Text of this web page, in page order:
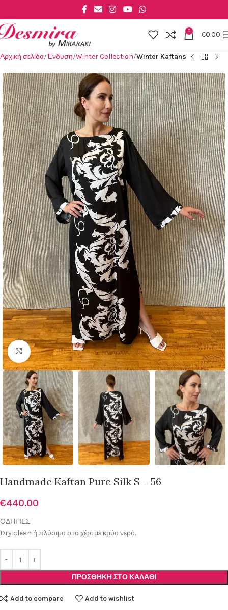
0 €0.00
Αρχική σελίδα Ένδυση Winter Collection Winter Kaftans
Click to enlarge
Handmade Kaftan Pure Silk S – 56
€440.00
ΟΔΗΓΙΕΣ
Dry clean ή πλύσιμο στο χέρι με κρύο νερό.
ΠΡΟΣΘΉΚΗ ΣΤΟ ΚΑΛΆΘΙ
Add to compare Add to wishlist